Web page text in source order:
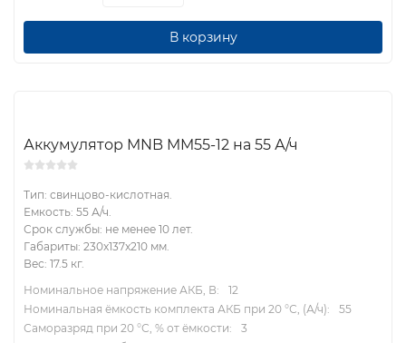
В корзину
Аккумулятор MNB MM55-12 на 55 А/ч
Тип: свинцово-кислотная.
Емкость: 55 А/ч.
Срок службы: не менее 10 лет.
Габариты: 230x137x210 мм.
Вес: 17.5 кг.
Номинальное напряжение АКБ, В:
12
Номинальная ёмкость комплекта АКБ при 20 °С, (А/ч):
55
Саморазряд при 20 °С, % от ёмкости:
3